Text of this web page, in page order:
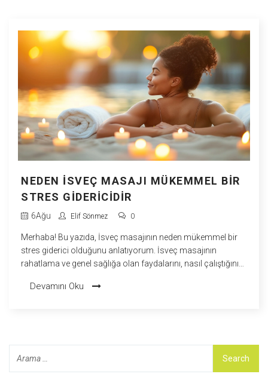
NEDEN İSVEÇ MASAJI MÜKEMMEL BIR
STRES GIDERICIDIR
6Ağu Elif Sönmez 0
Merhaba! Bu yazıda, İsveç masajının neden mükemmel bir
stres giderici olduğunu anlatıyorum. İsveç masajının
rahatlama ve genel sağlığa olan faydalarını, nasıl çalıştığını
Kendinizi daha iyi hissetmek ve stresi azaltmak istiyorsanız,
Devamını Oku